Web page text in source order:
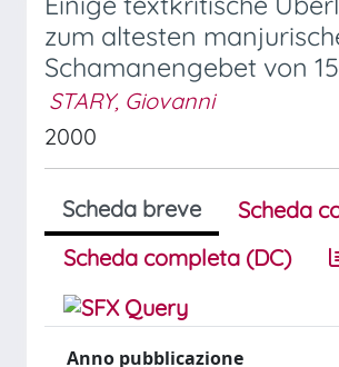
zum altesten
Schamanengebet von
STARY, Giovanni
2000
Scheda breve
Scheda
Scheda completa (DC)
Anno pubblicazione